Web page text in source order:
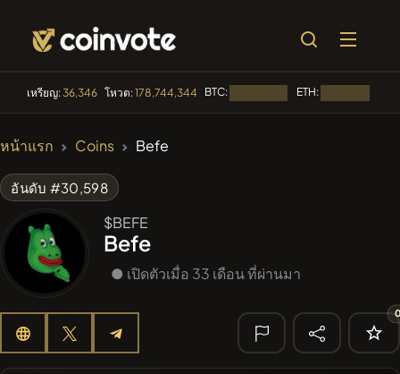
เหรียญ:36,346 โหวต:178,744,344 BTC: ETH:
PERFI
Algorithmic Trading
#1
หน้าแรก Coins Befe
อันดับ #30,598
$BEFE
Befe
● เปิดตัวเมื่อ 33 เดือน ที่ผ่านมา